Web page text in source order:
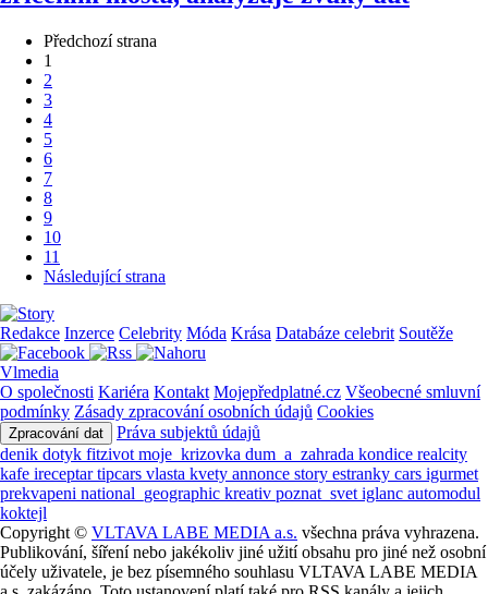
Předchozí strana
1
2
3
4
5
6
7
8
9
10
11
Následující strana
Redakce Inzerce Celebrity Móda Krása Databáze celebrit Soutěže
Vlmedia
O společnosti Kariéra Kontakt Mojepředplatné.cz Všeobecné smluvní
podmínky Zásady zpracování osobních údajů Cookies
Zpracování dat
Práva subjektů údajů
denik dotyk fitzivot moje_krizovka dum_a_zahrada kondice realcity
kafe ireceptartipcars vlasta kvety annonce story estranky cars igurmet
prekvapeni national_geographic kreativ poznat_svet iglanc automodul
koktejl
Copyright © VLTAVA LABE MEDIA a.s. všechna práva vyhrazena.
Publikování, šíření nebo jakékoliv jiné užití obsahu pro jiné než osobní
účely uživatele, je bez písemného souhlasu VLTAVA LABE MEDIA